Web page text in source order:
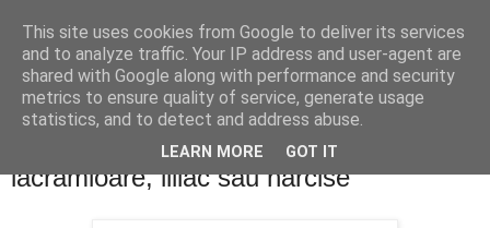
PentruDive.ro
joi, 2 martie 2023
PARFUMURI cu note de lalele, zambile,
lăcrămioare, liliac sau narcise
This site uses cookies from Google to deliver its services
and to analyze traffic. Your IP address and user-agent are
shared with Google along with performance and security
metrics to ensure quality of service, generate usage
statistics, and to detect and address abuse.
LEARN MORE GOT IT